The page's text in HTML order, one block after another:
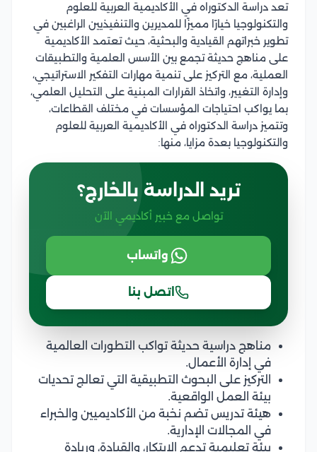
تعد دراسة الدكتوراه في الأكاديمية العربية للعلوم
والتكنولوجيا خيارًا مميزًا للمديرين والتنفيذيين الراغبين في
تطوير خبراتهم القيادية والبحثية، حيث تعتمد الأكاديمية
على مناهج حديثة تجمع بين الأسس العلمية والتطبيقات
العملية، مع التركيز على تنمية مهارات التفكير الاستراتيجي،
وإدارة التغيير، واتخاذ القرارات المبنية على التحليل العلمي،
بما يواكب احتياجات المؤسسات في مختلف القطاعات،
وتتميز دراسة الدكتوراه في الأكاديمية العربية للعلوم
والتكنولوجيا بعدة مزايا، منها:
تريد الدراسة بالخارج؟
تواصل مع خبير أكاديمي الآن
واتساب
اتصل بنا
مناهج دراسية حديثة تواكب التطورات العالمية
في إدارة الأعمال.
التركيز على البحوث التطبيقية التي تعالج تحديات
بيئة العمل الواقعية.
هيئة تدريس تضم نخبة من الأكاديميين والخبراء
في المجالات الإدارية.
بيئة تعليمية تدعم الابتكار، والقيادة، وريادة